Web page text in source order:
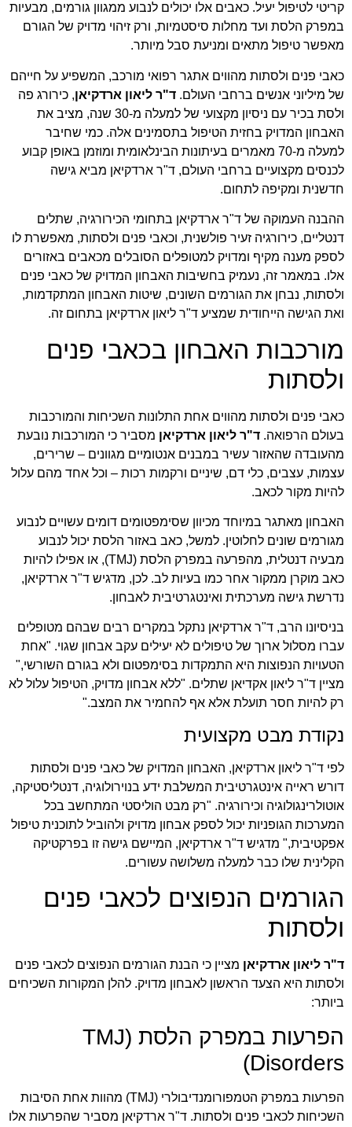
קריטי לטיפול יעיל. כאבים אלו יכולים לנבוע ממגוון גורמים, מבעיות
במפרק הלסת ועד מחלות סיסטמיות, ורק זיהוי מדויק של הגורם
מאפשר טיפול מתאים ומניעת סבל מיותר.
כאבי פנים ולסתות מהווים אתגר רפואי מורכב, המשפיע על חייהם
של מיליוני אנשים ברחבי העולם. ד"ר ליאון ארדקיאן, כירורג פה
ולסת בכיר עם ניסיון מקצועי של למעלה מ-30 שנה, מציב את
האבחון המדויק בחזית הטיפול בתסמינים אלה. כמי שחיבר
למעלה מ-70 מאמרים בעיתונות הבינלאומית ומוזמן באופן קבוע
לכנסים מקצועיים ברחבי העולם, ד"ר ארדקיאן מביא גישה
חדשנית ומקיפה לתחום.
ההבנה העמוקה של ד"ר ארדקיאן בתחומי הכירורגיה, שתלים
דנטליים, כירורגיה זעיר פולשנית, וכאבי פנים ולסתות, מאפשרת לו
לספק מענה מקיף ומדויק למטופלים הסובלים מכאבים באזורים
אלו. במאמר זה, נעמיק בחשיבות האבחון המדויק של כאבי פנים
ולסתות, נבחן את הגורמים השונים, שיטות האבחון המתקדמות,
ואת הגישה הייחודית שמציע ד"ר ליאון ארדקיאן בתחום זה.
מורכבות האבחון בכאבי פנים
ולסתות
כאבי פנים ולסתות מהווים אחת התלונות השכיחות והמורכבות
בעולם הרפואה. ד"ר ליאון ארדקיאן מסביר כי המורכבות נובעת
מהעובדה שהאזור עשיר במבנים אנטומיים מגוונים – שרירים,
עצמות, עצבים, כלי דם, שיניים ורקמות רכות – וכל אחד מהם עלול
להיות מקור לכאב.
האבחון מאתגר במיוחד מכיוון שסימפטומים דומים עשויים לנבוע
מגורמים שונים לחלוטין. למשל, כאב באזור הלסת יכול לנבוע
מבעיה דנטלית, מהפרעה במפרק הלסת (TMJ), או אפילו להיות
כאב מוקרן ממקור אחר כמו בעיות לב. לכן, מדגיש ד"ר ארדקיאן,
נדרשת גישה מערכתית ואינטגרטיבית לאבחון.
בניסיונו הרב, ד"ר ארדקיאן נתקל במקרים רבים שבהם מטופלים
עברו מסלול ארוך של טיפולים לא יעילים עקב אבחון שגוי. "אחת
הטעויות הנפוצות היא התמקדות בסימפטום ולא בגורם השורשי,"
מציין ד"ר ליאון אקדיאן שתלים. "ללא אבחון מדויק, הטיפול עלול לא
רק להיות חסר תועלת אלא אף להחמיר את המצב."
נקודת מבט מקצועית
לפי ד"ר ליאון ארדקיאן, האבחון המדויק של כאבי פנים ולסתות
דורש ראייה אינטגרטיבית המשלבת ידע בנוירולוגיה, דנטליסטיקה,
אוטולרינגולוגיה וכירורגיה. "רק מבט הוליסטי המתחשב בכל
המערכות הגופניות יכול לספק אבחון מדויק ולהוביל לתוכנית טיפול
אפקטיבית," מדגיש ד"ר ארדקיאן, המיישם גישה זו בפרקטיקה
הקלינית שלו כבר למעלה משלושה עשורים.
הגורמים הנפוצים לכאבי פנים
ולסתות
ד"ר ליאון ארדקיאן מציין כי הבנת הגורמים הנפוצים לכאבי פנים
ולסתות היא הצעד הראשון לאבחון מדויק. להלן המקורות השכיחים
ביותר:
הפרעות במפרק הלסת (TMJ
Disorders)
הפרעות במפרק הטמפורומנדיבולרי (TMJ) מהוות אחת הסיבות
השכיחות לכאבי פנים ולסתות. ד"ר ארדקיאן מסביר שהפרעות אלו